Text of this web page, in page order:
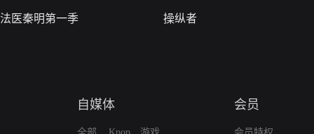
法医秦明第一季 操纵者
自媒体 会员